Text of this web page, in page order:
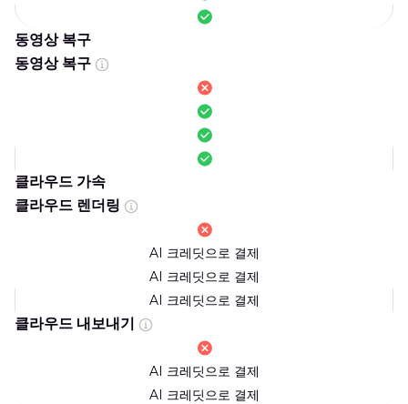
동영상 복구
동영상 복구
클라우드 가속
클라우드 렌더링
AI 크레딧으로 결제
AI 크레딧으로 결제
AI 크레딧으로 결제
클라우드 내보내기
AI 크레딧으로 결제
AI 크레딧으로 결제